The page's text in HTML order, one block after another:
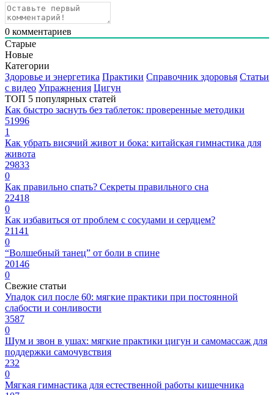
0 комментариев
Старые
Новые
Категории
Здоровье и энергетика Практики Справочник здоровья Статьи
с видео Упражнения Цигун
ТОП 5 популярных статей
Как быстро заснуть без таблеток: проверенные методики
51996
1
Как убрать висячий живот и бока: китайская гимнастика для
живота
29833
0
Как правильно спать? Секреты правильного сна
22418
0
Как избавиться от проблем с сосудами и сердцем?
21141
0
“Волшебный танец” от боли в спине
20146
0
Свежие статьи
Упадок сил после 60: мягкие практики при постоянной
слабости и сонливости
3587
0
Шум и звон в ушах: мягкие практики цигун и самомассаж для
поддержки самочувствия
232
0
Мягкая гимнастика для естественной работы кишечника